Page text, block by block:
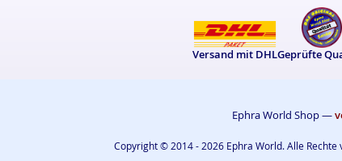
Versand mit DHLGeprüfte
Ephra World Shop —
Copyright © 2014 - 2026 Ephra World. Alle